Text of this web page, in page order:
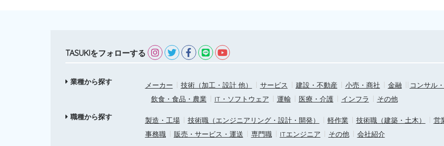
TASUKIをフォローする
業種から探す メーカー 技術（加工・設計 他） サービス 建設・不動産 小売・商社 金融
コンサル
飲食・食品・農業
IT・ソフトウェア 運輸 医療・介護 インフラ
その他
職種から探す
製造・工場 技術職（エンジニアリング・設計・開発） 軽作業 技術職（建築・土木）
営
事務職
販売・サービス・運送 専門職 ITエンジニア その他 会社紹介